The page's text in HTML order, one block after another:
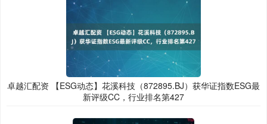
卓越汇配资 【ESG动态】花溪科技（872895.BJ）获华证指数ESG最
新评级CC，行业排名第427